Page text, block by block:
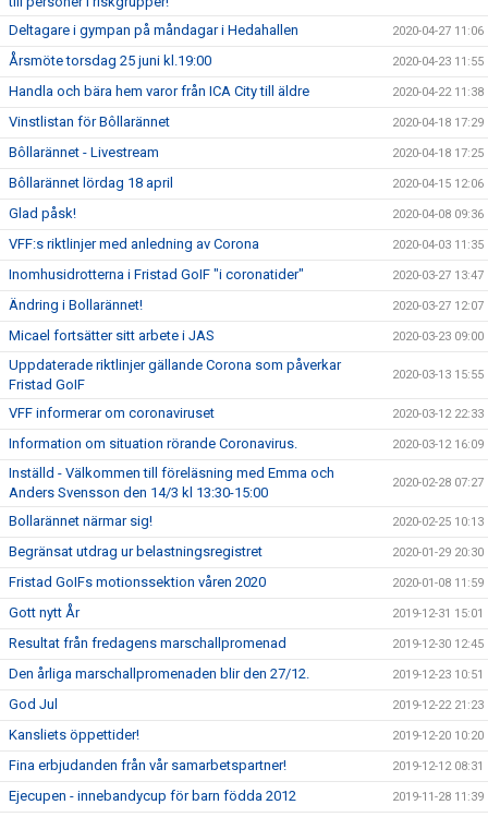
Deltagare i gympan på måndagar i Hedahallen
2020-04-27 11:06
Årsmöte torsdag 25 juni kl.19:00 2020-04-23 11:55
Handla och bära hem varor från ICA City till äldre 2020-04-22 11:38
Vinstlistan för Bôllarännet 2020-04-18 17:29
Bôllarännet - Livestream 2020-04-18 17:25
Bôllarännet lördag 18 april 2020-04-15 12:06
Glad påsk! 2020-04-08 09:36
VFF:s riktlinjer med anledning av Corona 2020-04-03 11:35
Inomhusidrotterna i Fristad GoIF "i coronatider" 2020-03-27 13:47
Ändring i Bollarännet! 2020-03-27 12:07
Micael fortsätter sitt arbete i JAS 2020-03-23 09:00
Uppdaterade riktlinjer gällande Corona som påverkar
Fristad GoIF
2020-03-13 15:55
VFF informerar om coronaviruset 2020-03-12 22:33
Information om situation rörande Coronavirus. 2020-03-12 16:09
Inställd - Välkommen till föreläsning med Emma och
Anders Svensson den 14/3 kl 13:30-15:00
2020-02-28 07:27
Bollarännet närmar sig! 2020-02-25 10:13
Begränsat utdrag ur belastningsregistret 2020-01-29 20:30
Fristad GoIFs motionssektion våren 2020 2020-01-08 11:59
Gott nytt År 2019-12-31 15:01
Resultat från fredagens marschallpromenad 2019-12-30 12:45
Den årliga marschallpromenaden blir den 27/12. 2019-12-23 10:51
God Jul 2019-12-22 21:23
Kansliets öppettider! 2019-12-20 10:20
Fina erbjudanden från vår samarbetspartner! 2019-12-12 08:31
Ejecupen - innebandycup för barn födda 2012 2019-11-28 11:39